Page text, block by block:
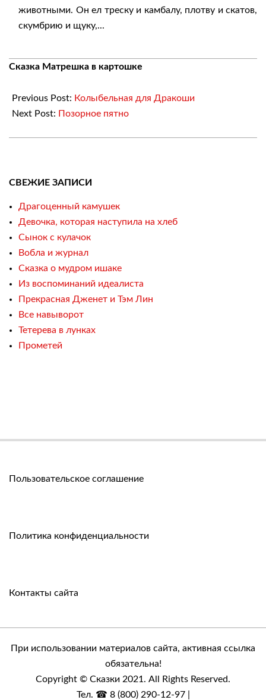
животными. Он ел треску и камбалу, плотву и скатов,
скумбрию и щуку,...
2018-
19
Сказка Матрешка в картошке
Previous Post: Колыбельная для Дракоши
Next Post: Позорное пятно
СВЕЖИЕ ЗАПИСИ
Драгоценный камушек
Девочка, которая наступила на хлеб
Сынок с кулачок
Вобла и журнал
Сказка о мудром ишаке
Из воспоминаний идеалиста
Прекрасная Дженет и Тэм Лин
Все навыворот
Тетерева в лунках
Прометей
Пользовательское соглашение
Политика конфиденциальности
Контакты сайта
При использовании материалов сайта, активная ссылка
обязательна!
Copyright © Сказки 2021. All Rights Reserved.
Тел. ☎ 8 (800) 290-12-97 |